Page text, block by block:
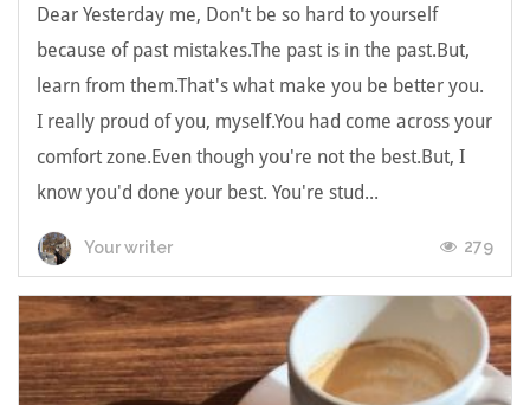
Dear Yesterday me, Don't be so hard to yourself
because of past mistakes.The past is in the past.But,
learn from them.That's what make you be better you.
I really proud of you, myself.You had come across your
comfort zone.Even though you're not the best.But, I
know you'd done your best. You're stud...
Your writer 279